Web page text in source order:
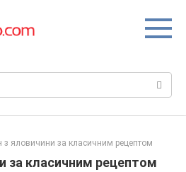
з яловичини за класичним рецептом
за класичним рецептом